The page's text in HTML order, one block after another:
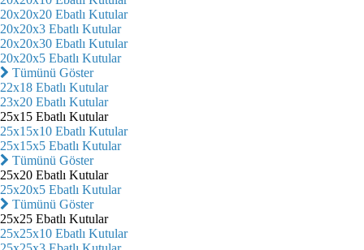
20x20x20 Ebatlı Kutular
20x20x3 Ebatlı Kutular
20x20x30 Ebatlı Kutular
20x20x5 Ebatlı Kutular
Tümünü Göster
22x18 Ebatlı Kutular
23x20 Ebatlı Kutular
25x15 Ebatlı Kutular
25x15x10 Ebatlı Kutular
25x15x5 Ebatlı Kutular
Tümünü Göster
25x20 Ebatlı Kutular
25x20x5 Ebatlı Kutular
Tümünü Göster
25x25 Ebatlı Kutular
25x25x10 Ebatlı Kutular